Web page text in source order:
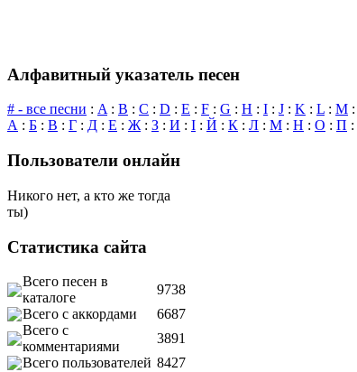
Алфавитный указатель песен
# - все песни : A: B : C : D : E : F : G : H : I : J : K : L : M :
А : Б : В : Г : Д : Е : Ж: З : И : І : Й : К : Л : М : Н : О : П :
Пользователи онлайн
Никого нет, а кто же тогда
ты)
Статистика сайта
Всего песен в
каталоге
9738
Всего с аккордами
6687
Всего с
комментариями
3891
Всего пользователей 8427